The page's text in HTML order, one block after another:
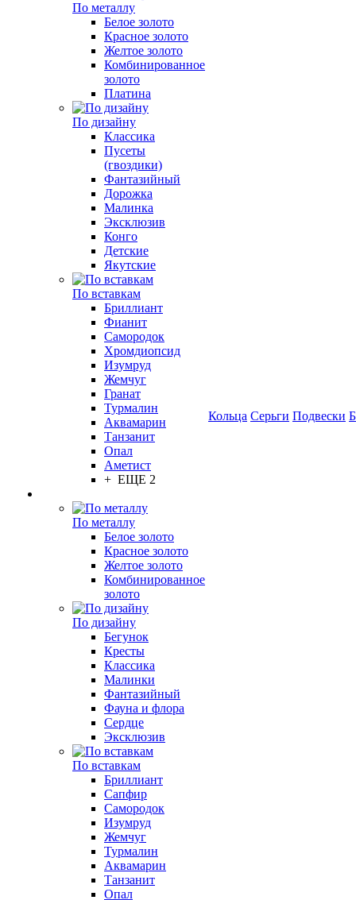
По металлу
Белое золото
Красное золото
Желтое золото
Комбинированное
золото
Платина
По дизайну
Классика
Пусеты
(гвоздики)
Фантазийный
Дорожка
Малинка
Эксклюзив
Конго
Детские
Якутские
По вставкам
Бриллиант
Фианит
Самородок
Хромдиопсид
Изумруд
Жемчуг
Гранат
Турмалин
Аквамарин
Танзанит
Опал
Аметист
+ ЕЩЕ 2
По металлу
Белое золото
Красное золото
Желтое золото
Комбинированное
золото
По дизайну
Бегунок
Кресты
Классика
Малинки
Фантазийный
Фауна и флора
Сердце
Эксклюзив
По вставкам
Бриллиант
Сапфир
Самородок
Изумруд
Жемчуг
Турмалин
Аквамарин
Танзанит
Опал
Кольца Серьги Подвески